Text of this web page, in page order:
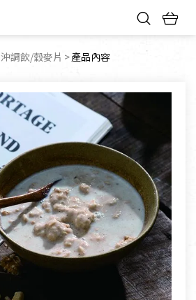
沖調飲/穀麥片 目前頁面：
產品內容